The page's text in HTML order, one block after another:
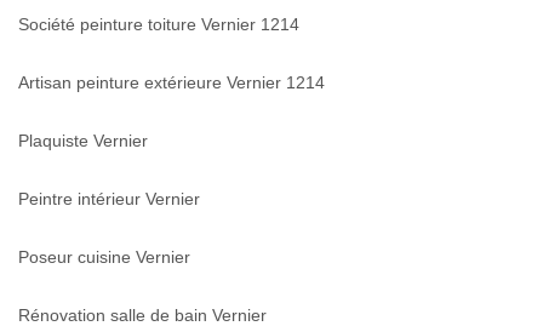
Société peinture toiture Vernier 1214
Artisan peinture extérieure Vernier 1214
Plaquiste Vernier
Peintre intérieur Vernier
Poseur cuisine Vernier
Rénovation salle de bain Vernier